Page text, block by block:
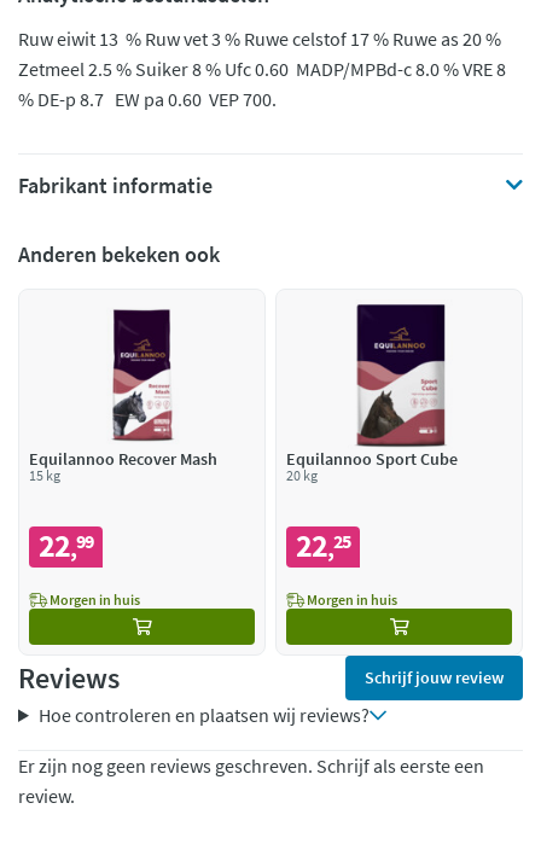
Ruw eiwit 13 % Ruw vet 3 % Ruwe celstof 17 % Ruwe as 20 %
Zetmeel 2.5 % Suiker 8 % Ufc 0.60 MADP/MPBd-c 8.0 % VRE 8
% DE-p 8.7 EW pa 0.60 VEP 700.
Fabrikant informatie
Anderen bekeken ook
Equilannoo Recover Mash
15 kg
22,99
Morgen in huis
Equilannoo Sport Cube
20 kg
22,25
Morgen in huis
Reviews Schrijf jouw review
Hoe controleren en plaatsen wij reviews?
Er zijn nog geen reviews geschreven. Schrijf als eerste een
review.